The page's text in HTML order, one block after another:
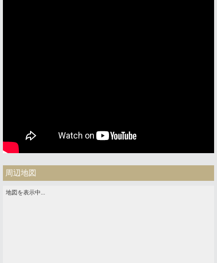
周辺地図
地図を表示中...